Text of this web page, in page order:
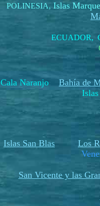
POLINESIA, Islas
ECUADOR,
Cala Naranjo Bahía de
Islas San Blas
Los
San Vicente y las